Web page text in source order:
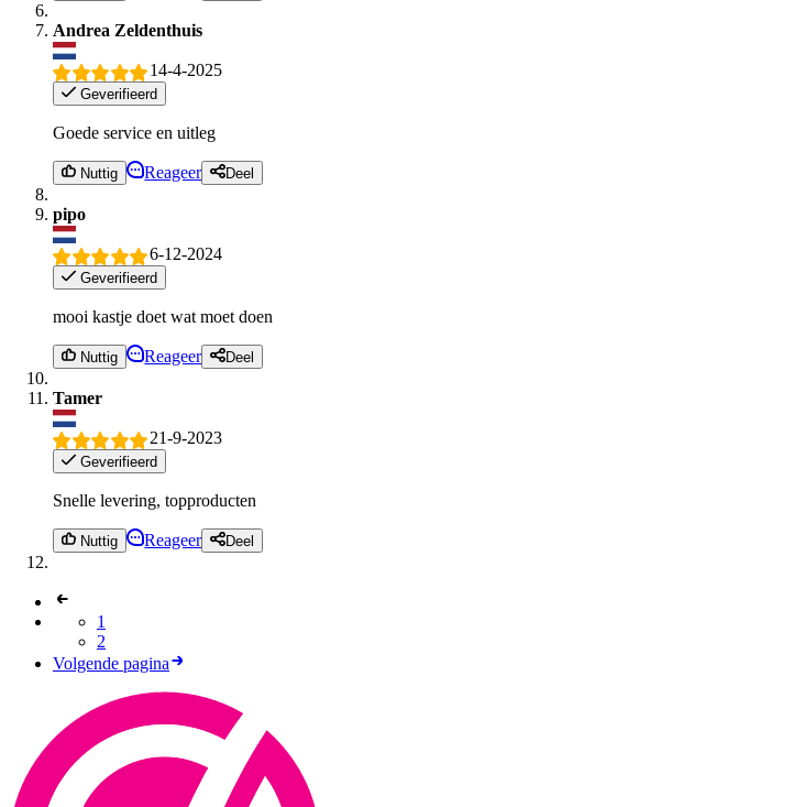
Andrea Zeldenthuis
14-4-2025
Geverifieerd
Goede service en uitleg
Nuttig Reageer Deel
pipo
6-12-2024
Geverifieerd
mooi kastje doet wat moet doen
Nuttig Reageer Deel
Tamer
21-9-2023
Geverifieerd
Snelle levering, topproducten
Nuttig Reageer Deel
1
2
Volgende pagina